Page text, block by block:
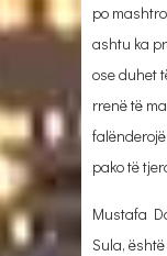
po
ashtu ka
ose duhet
rrenë të
pako të
Mustafa
Sula,